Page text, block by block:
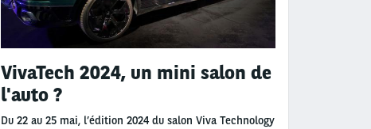
VivaTech 2024, un mini salon de
l'auto ?
Du 22 au 25 mai, l’édition 2024 du salon Viva Technology